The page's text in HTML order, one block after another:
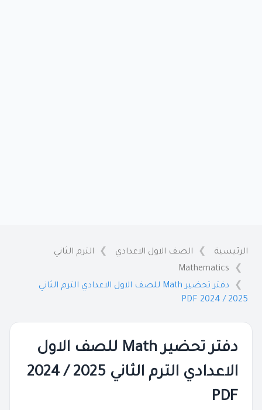
الرئيسية الصف الاول الاعدادي
الترم الثاني
Mathematics
دفتر تحضير Math للصف الاول الاعدادي الترم الثاني
2025 / 2024 PDF
دفتر تحضير Math للصف الاول
الاعدادي الترم الثاني 2025 / 2024
PDF